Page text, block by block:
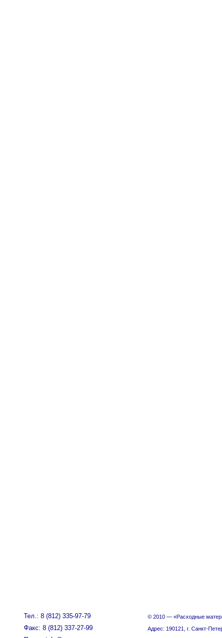
Тел.: 8 (812) 335-97-79
Факс: 8 (812) 337-27-99
© 2010 — «Расходные
Адрес: 190121, г. Санкт-